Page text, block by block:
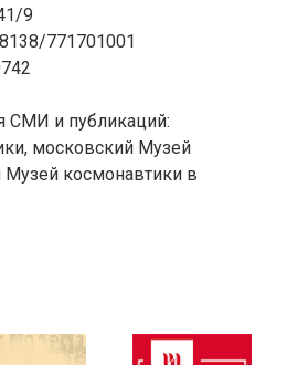
9
771701001
СМИ и публикаций:
московский Музей
Музей космонавтики в